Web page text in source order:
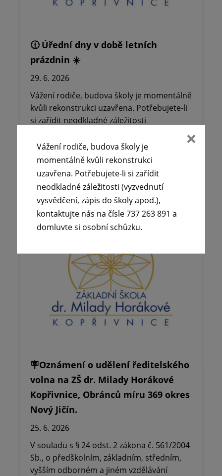
🕧 Úřední dny v době letních
prázdnin ☀️
29. 6. 2026
Vážení rodiče, budova školy je momentálně
kvůli rekonstrukci uzavřena. Potřebujete-li
si zařídit neodkladné záležitosti
Číst více
🪧Oznámení o udělení ředitelského
volna na ZŠ dr. Milady Horákové
Kopřivnice, Obránců míru 369 okres
Nový Jičín.
25. 6. 2026
V souladu s § 24 odst. 2 zákona č. 561/2004
Sb., o předškolním, základním, středním,
vyšším odborném a jiném vzdělávání
Vážení rodiče, budova školy je
momentálně kvůli rekonstrukci
uzavřena. Potřebujete-li si zařídit
neodkladné záležitosti (vyzvednutí
vysvědčení, zápis do školy apod.),
kontaktujte nás na čísle 737 263 891 a
domluvte si osobní schůzku.